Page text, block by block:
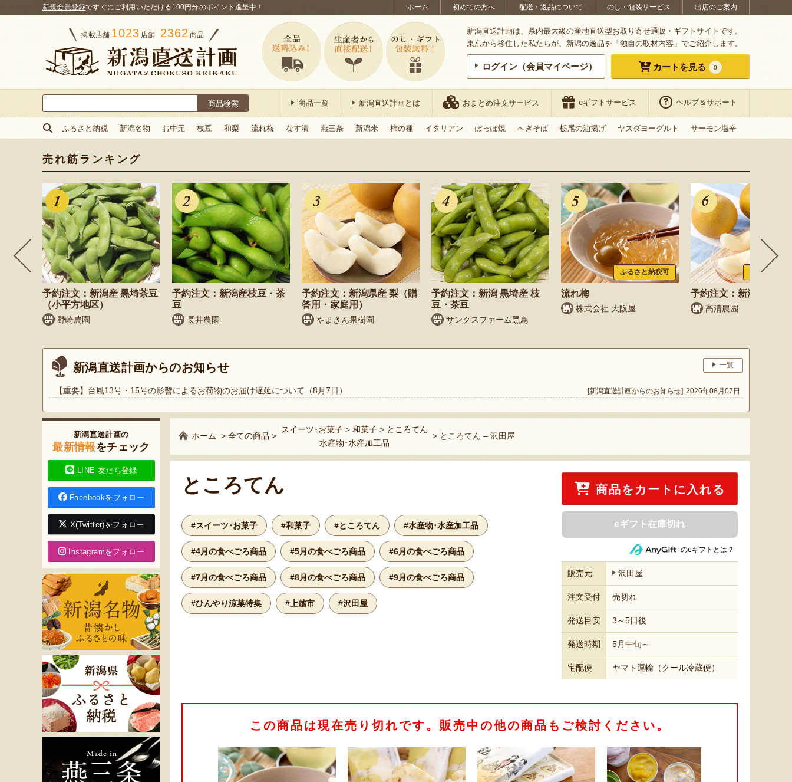
ホーム 初めての方へ 配送・返品について のし・包装サービス 出店のご案内
新規会員登録ですぐにご利用いただける100円分のポイント進呈中！
掲載店舗 1023 店舗 2362 商品
新潟直送計画は、県内最大級の産地直送型お取り寄せ通販・ギフトサイトです。
東京から移住した私たちが、新潟の逸品を「独自の取材内容」でご紹介します。
ログイン（会員マイページ） カートを見る 0
索:
商品一覧 新潟直送計画とは おまとめ注文サービス eギフトサービス ヘルプ＆サポート
ふるさと納税 新潟名物 お中元 枝豆 和梨 流れ梅 なす漬 燕三条 新潟米 柿の種 イタリアン ぽっぽ焼 へぎそば 栃尾の油揚げ ヤスダヨーグルト サーモン塩辛
売れ筋ランキング
予約注文：新潟産 黒埼茶豆
（小平方地区）
野崎農園
予約注文：新潟産枝豆・茶
豆
長井農園
予約注文：新潟県産 梨（贈
答用・家庭用）
やまきん果樹園
予約注文：新潟 黒埼産 枝
豆・茶豆
サンクスファーム黒鳥
ふるさと納税可
流れ梅
株式会社 大阪屋
ふるさと納
予約注文：新潟県産 梨
高清農園
新潟直送計画からのお知らせ 一覧
【重要】台風13号・15号の影響によるお荷物のお届け遅延について（8月7日） [新潟直送計画からのお知らせ] 2026年08月07日
ホーム > 全ての商品 >
スイーツ･お菓子 > 和菓子 > ところてん
水産物･水産加工品
> ところてん – 沢田屋
ところてん
#スイーツ･お菓子 #和菓子 #ところてん #水産物･水産加工品
#4月の食べごろ商品 #5月の食べごろ商品 #6月の食べごろ商品
#7月の食べごろ商品 #8月の食べごろ商品 #9月の食べごろ商品
#ひんやり涼菓特集 #上越市 #沢田屋
商品をカートに入れる
eギフト在庫切れ
のeギフトとは？
販売元 沢田屋
注文受付 売切れ
発送目安 3～5日後
発送時期 5月中旬～
宅配便 ヤマト運輸（クール冷蔵便）
この商品は現在売り切れです。販売中の他の商品もご検討ください。
新潟直送計画の
最新情報をチェック
LINE 友だち登録
Facebookをフォロー
X(Twitter)をフォロー
Instagramをフォロー